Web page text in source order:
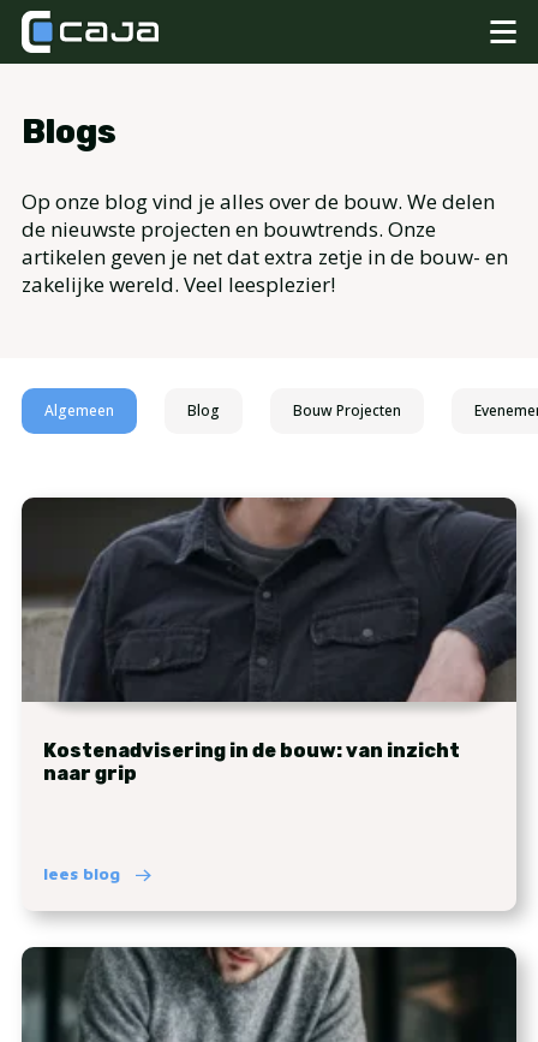
Blogs
Op onze blog vind je alles over de bouw. We delen
de nieuwste projecten en bouwtrends. Onze
artikelen geven je net dat extra zetje in de bouw- en
zakelijke wereld. Veel leesplezier!
Algemeen Blog Bouw Projecten
Kostenadvisering in de bouw: van inzicht
naar grip
lees blog